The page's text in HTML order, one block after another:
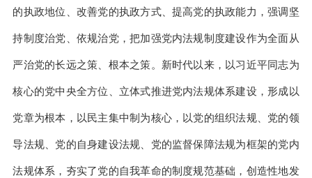
的执政地位、改善党的执政方式、提高党的执政能力，强调坚
持制度治党、依规治党，把加强党内法规制度建设作为全面从
严治党的长远之策、根本之策。新时代以来，以习近平同志为
核心的党中央全方位、立体式推进党内法规体系建设，形成以
党章为根本，以民主集中制为核心，以党的组织法规、党的领
导法规、党的自身建设法规、党的监督保障法规为框架的党内
法规体系，夯实了党的自我革命的制度规范基础，创造性地发